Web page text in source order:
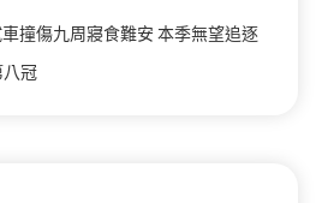
撞傷九周寢食難安 本季無望追逐
八冠